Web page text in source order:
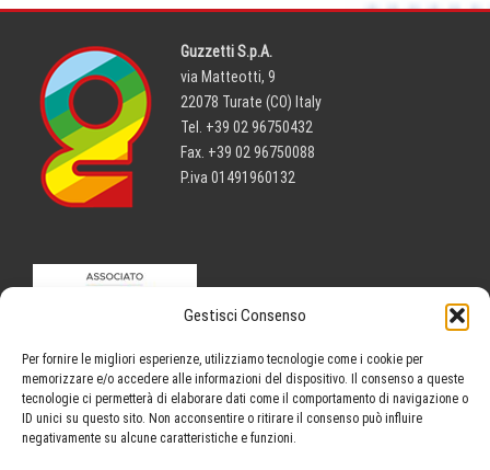
Gestisci Consenso
Per fornire le migliori esperienze, utilizziamo tecnologie come i cookie per
memorizzare e/o accedere alle informazioni del dispositivo. Il consenso a queste
tecnologie ci permetterà di elaborare dati come il comportamento di navigazione o
ID unici su questo sito. Non acconsentire o ritirare il consenso può influire
negativamente su alcune caratteristiche e funzioni.
Guzzetti S.p.A.
via Matteotti, 9
22078 Turate (CO) Italy
Tel. +39 02 96750432
Fax. +39 02 96750088
P.iva 01491960132